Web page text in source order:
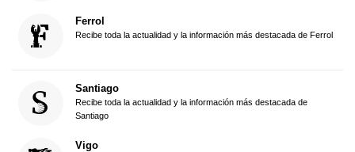
Ferrol
Recibe toda la actualidad y la información más destacada de Ferrol
Santiago
Recibe toda la actualidad y la información más destacada de
Santiago
Vigo